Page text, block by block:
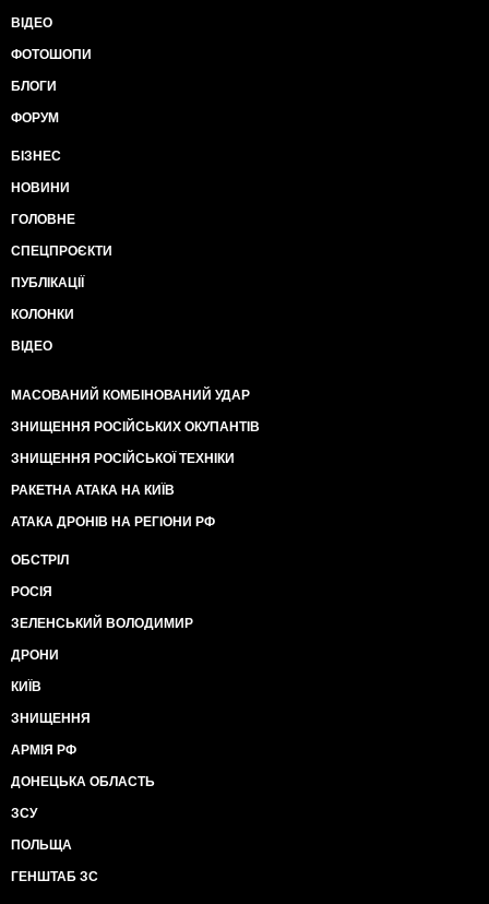
ВІДЕО
ФОТОШОПИ
БЛОГИ
ФОРУМ
БІЗНЕС
НОВИНИ
ГОЛОВНЕ
СПЕЦПРОЄКТИ
ПУБЛІКАЦІЇ
КОЛОНКИ
ВІДЕО
МАСОВАНИЙ КОМБІНОВАНИЙ УДАР
ЗНИЩЕННЯ РОСІЙСЬКИХ ОКУПАНТІВ
ЗНИЩЕННЯ РОСІЙСЬКОЇ ТЕХНІКИ
РАКЕТНА АТАКА НА КИЇВ
АТАКА ДРОНІВ НА РЕГІОНИ РФ
ОБСТРІЛ
РОСІЯ
ЗЕЛЕНСЬКИЙ ВОЛОДИМИР
ДРОНИ
КИЇВ
ЗНИЩЕННЯ
АРМІЯ РФ
ДОНЕЦЬКА ОБЛАСТЬ
ЗСУ
ПОЛЬЩА
ГЕНШТАБ ЗС